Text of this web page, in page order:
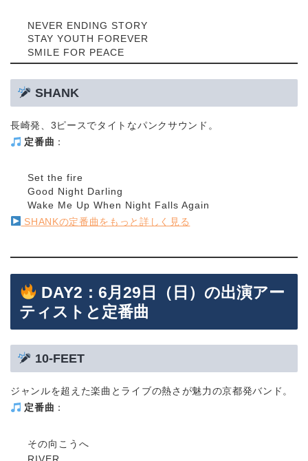
NEVER ENDING STORY
STAY YOUTH FOREVER
SMILE FOR PEACE
SHANK
長崎発、3ピースでタイトなパンクサウンド。
定番曲 ：
Set the fire
Good Night Darling
Wake Me Up When Night Falls Again
SHANKの定番曲をもっと詳しく見る
DAY2：6月29日（日）の出演アー
ティストと定番曲
10-FEET
ジャンルを超えた楽曲とライブの熱さが魅力の京都発バンド。
定番曲 ：
その向こうへ